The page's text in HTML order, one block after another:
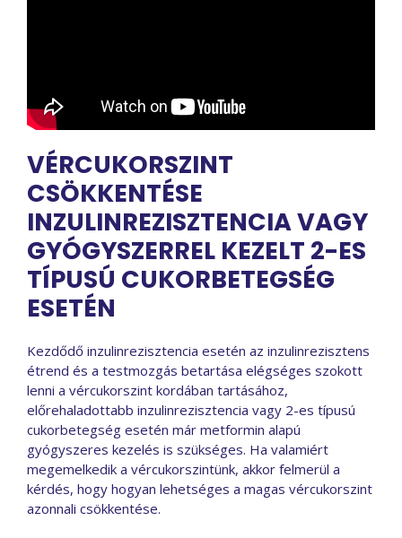
VÉRCUKORSZINT
CSÖKKENTÉSE
INZULINREZISZTENCIA VAGY
GYÓGYSZERREL KEZELT 2-ES
TÍPUSÚ CUKORBETEGSÉG
ESETÉN
Kezdődő inzulinrezisztencia esetén az inzulinrezisztens
étrend és a testmozgás betartása elégséges szokott
lenni a vércukorszint kordában tartásához,
előrehaladottabb inzulinrezisztencia vagy 2-es típusú
cukorbetegség esetén már metformin alapú
gyógyszeres kezelés is szükséges. Ha valamiért
megemelkedik a vércukorszintünk, akkor felmerül a
kérdés, hogy hogyan lehetséges a magas vércukorszint
azonnali csökkentése.